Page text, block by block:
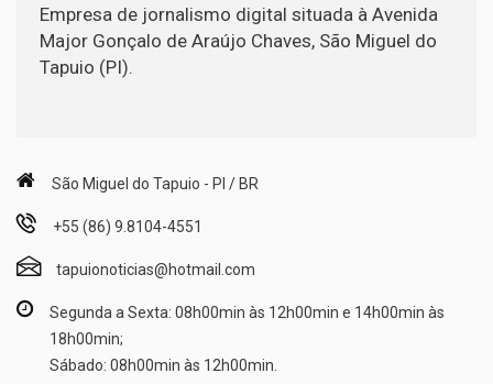
Empresa de jornalismo digital situada à Avenida
Major Gonçalo de Araújo Chaves, São Miguel do
Tapuio (PI).
São Miguel do Tapuio - PI / BR
+55 (86) 9.8104-4551
tapuionoticias@hotmail.com
Segunda a Sexta: 08h00min às 12h00min e 14h00min às
18h00min;
Sábado: 08h00min às 12h00min.